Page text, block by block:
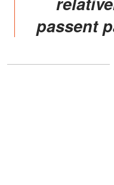
passent